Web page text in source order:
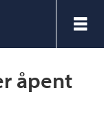
åpent